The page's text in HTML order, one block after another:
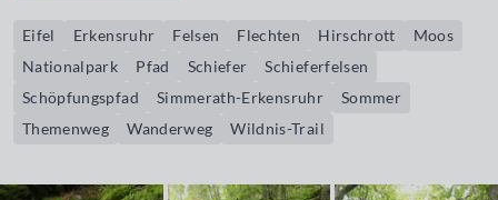
Eifel Erkensruhr Felsen Flechten Hirschrott
Moos
Nationalpark
Pfad Schiefer
Schieferfelsen
Schöpfungspfad
Simmerath-Erkensruhr
Sommer
Themenweg
Wanderweg Wildnis-Trail